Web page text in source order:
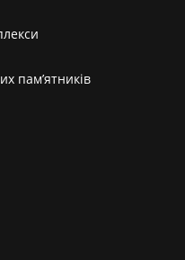
пам’ятників